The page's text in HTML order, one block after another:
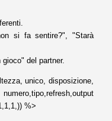
si fa sentire?", "Starà
del partner.
unico, disposizione,
%>